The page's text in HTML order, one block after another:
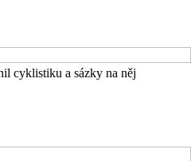
cyklistiku a sázky na něj